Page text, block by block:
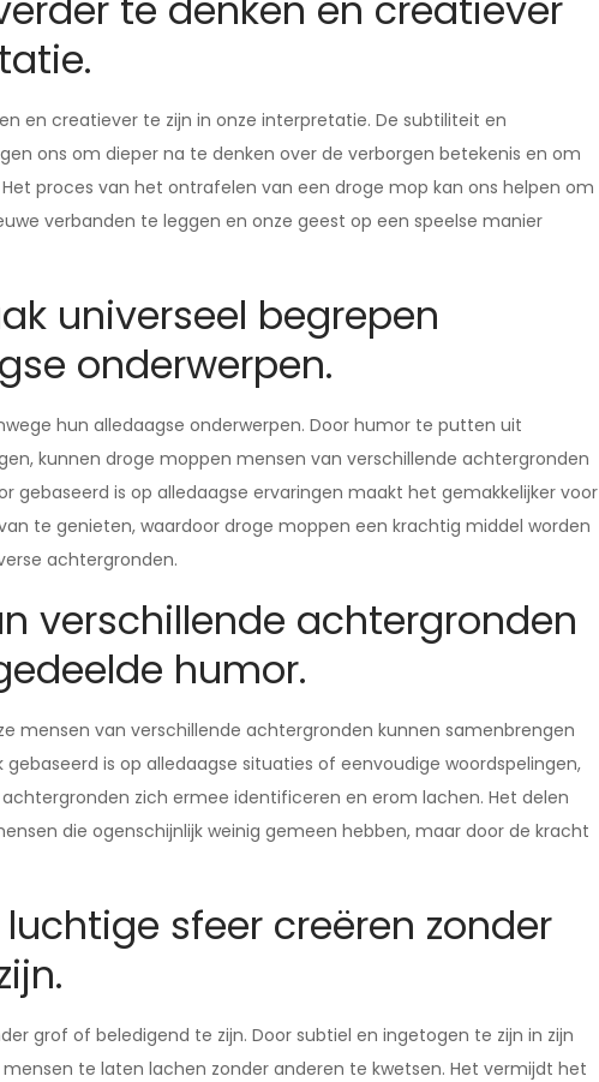
en creatiever te zijn in onze interpretatie. De subtiliteit en
ons om dieper na te denken over de verborgen betekenis en om
proces van het ontrafelen van een droge mop kan ons helpen om
verbanden te leggen en onze geest op een speelse manier
universeel begrepen
onderwerpen.
hun alledaagse onderwerpen. Door humor te putten uit
kunnen droge moppen mensen van verschillende achtergronden
is op alledaagse ervaringen maakt het gemakkelijker voor
te genieten, waardoor droge moppen een krachtig middel worden
achtergronden.
verschillende achtergronden
humor.
mensen van verschillende achtergronden kunnen samenbrengen
is op alledaagse situaties of eenvoudige woordspelingen,
zich ermee identificeren en erom lachen. Het delen
die ogenschijnlijk weinig gemeen hebben, maar door de kracht
sfeer creëren zonder
grof of beledigend te zijn. Door subtiel en ingetogen te zijn in zijn
te laten lachen zonder anderen te kwetsen. Het vermijdt het